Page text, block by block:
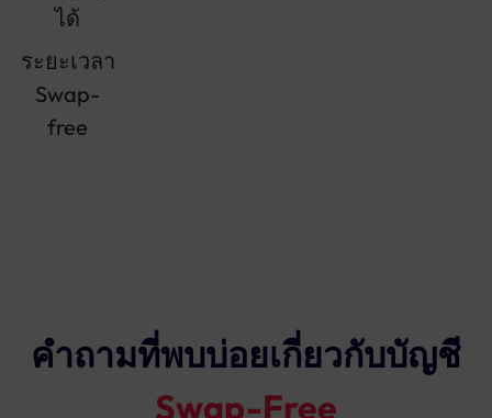
ได้
ระยะเวลา
Swap-
free
คำถามที่พบบ่อยเกี่ยวกับบัญชี
Swap-Free